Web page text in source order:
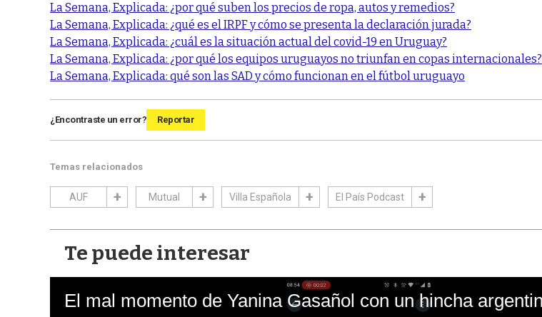
La Semana, Explicada: ¿por qué suben los precios de ropa, autos y remedios?
La Semana, Explicada: ¿qué es el IRPF y cómo se presenta la declaración jurada?
La Semana, Explicada: ¿cuál es la situación actual del covid-19 en Uruguay?
La Semana, Explicada: ¿por qué los equipos uruguayos no triunfan en copas internacionales?
La Semana, Explicada: qué son las SAD y cómo funcionan en el fútbol uruguayo
¿Encontraste un error? Reportar
Temas relacionados
AUF Mutual Villa Española El País Podcast
Te puede interesar